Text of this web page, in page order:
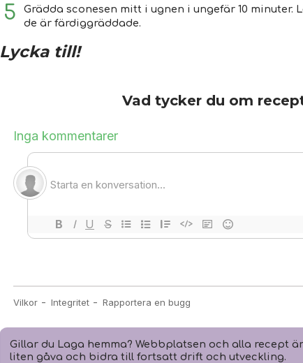
Grädda sconesen mitt i ugnen i ungefär 10
de är färdiggräddade.
Lycka till!
Vad tycker du om
Gillar du Laga hemma? Webbplatsen och alla recept
liten gåva och bidra till fortsatt drift och utveckling.